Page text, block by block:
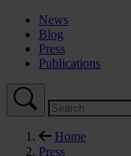
News
Blog
Press
Publications
Home
Press